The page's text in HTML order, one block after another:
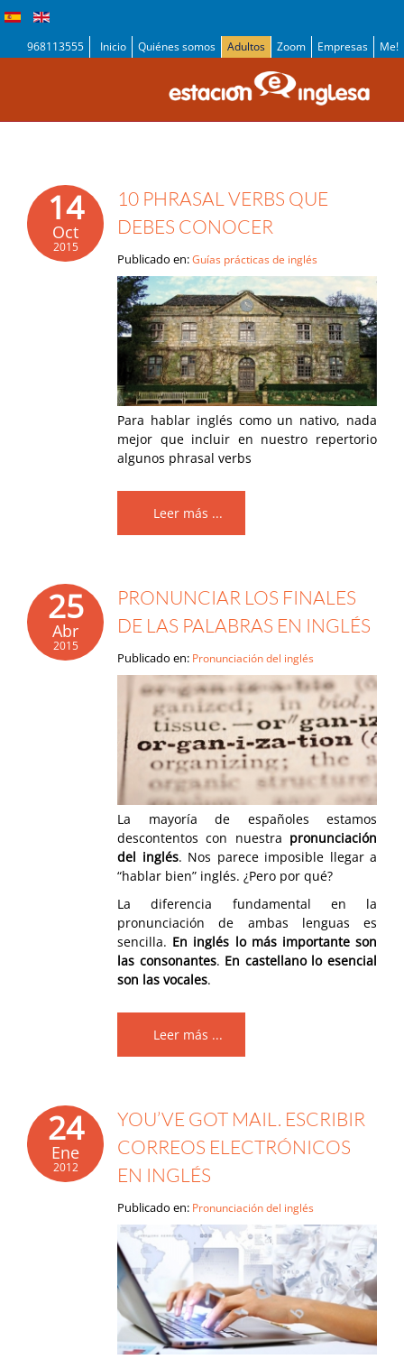
968113555 Inicio Quiénes somos Adultos Zoom Empresas Me!
14
Oct
2015
10 PHRASAL VERBS QUE
DEBES CONOCER
Publicado en:Guías prácticas de inglés
Para hablar inglés como un nativo, nada
mejor que incluir en nuestro repertorio
algunos phrasal verbs
Leer más ...
25
Abr
2015
PRONUNCIAR LOS FINALES
DE LAS PALABRAS EN INGLÉS
Publicado en: Pronunciación del inglés
La mayoría de españoles estamos
descontentos con nuestra pronunciación
del inglés. Nos parece imposible llegar a
“hablar bien” inglés. ¿Pero por qué?
La diferencia fundamental en la
pronunciación de ambas lenguas es
sencilla. En inglés lo más importante son
las consonantes. En castellano lo esencial
son las vocales.
Leer más ...
24
Ene
2012
YOU’VE GOT MAIL. ESCRIBIR
CORREOS ELECTRÓNICOS
EN INGLÉS
Publicado en: Pronunciación del inglés